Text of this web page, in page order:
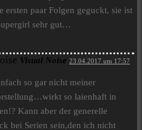
ersten paar Folgen geguckt, sie ist
sehr gut…
Visual Noise 23.04.2017 um 17:57
so gar nicht meiner
so laienhaft in
Kann aber der generelle
bei Serien sein,den ich nicht